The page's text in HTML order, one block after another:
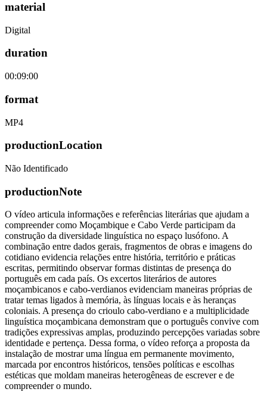
material
Digital
duration
00:09:00
format
MP4
productionLocation
Não Identificado
productionNote
O vídeo articula informações e referências literárias que ajudam a
compreender como Moçambique e Cabo Verde participam da
construção da diversidade linguística no espaço lusófono. A
combinação entre dados gerais, fragmentos de obras e imagens do
cotidiano evidencia relações entre história, território e práticas
escritas, permitindo observar formas distintas de presença do
português em cada país. Os excertos literários de autores
moçambicanos e cabo-verdianos evidenciam maneiras próprias de
tratar temas ligados à memória, às línguas locais e às heranças
coloniais. A presença do crioulo cabo-verdiano e a multiplicidade
linguística moçambicana demonstram que o português convive com
tradições expressivas amplas, produzindo percepções variadas sobre
identidade e pertença. Dessa forma, o vídeo reforça a proposta da
instalação de mostrar uma língua em permanente movimento,
marcada por encontros históricos, tensões políticas e escolhas
estéticas que moldam maneiras heterogêneas de escrever e de
compreender o mundo.